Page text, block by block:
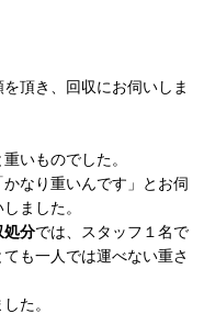
頂き、回収にお伺いしま
いものでした。
なり重いんです」とお伺
ました。
処分では、スタッフ１名で
も一人では運べない重さ
た。